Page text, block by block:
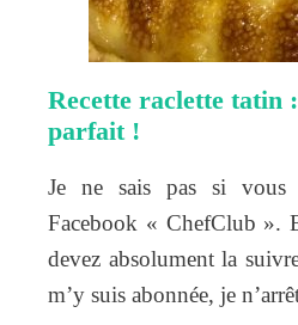
Recette raclette tatin
parfait !
Je ne sais pas si vous
Facebook « ChefClub ».
devez absolument la
m’y suis abonnée, je